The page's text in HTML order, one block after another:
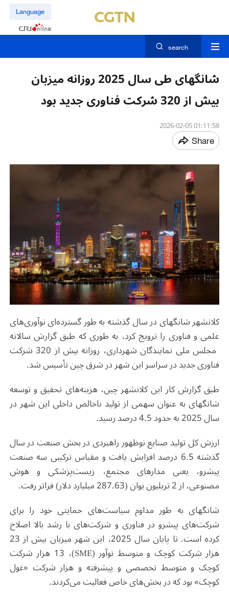
Language
search
شانگهای طی سال 2025 روزانه میزبان
بیش از 320 شرکت فناوری جدید بود
01:11:58 2026-02-05
Share
کلانشهر شانگهایدر سال گذشته به طور گسترده‌ای نوآوری‌های
علمی و فناوری را ترویج کرد، به طوری که طبق گزارش سالانه
مجلس ملی نمایندگان
شهرداری، روزانه بیش از 320 شرکت
فناوری جدید در سراسر این شهر در شرق چین تأسیس شد.
طبق گزارش کار این کلانشهر چین، هزینه‌های تحقیق و توسعه
شانگهای به عنوان سهمی از تولید ناخالص داخلی این شهر در
سال 2025 به حدود 4.5 درصد رسید
.
ارزش کل تولید صنایع نوظهور راهبردی در بخش صنعت در سال
گذشته 6.5 درصد افزایش یافت و مقیاس ترکیبی سه صنعت
پیشرو، یعنی مدارهای مجتمع، زیست‌پزشکی و هوش
مصنوعی، از 2 تریلیون یوان (287.63 میلیارد دلار) فراتر رفت
.
شانگهای به طور مداوم سیاست‌های حمایتی خود را برای
شرکت‌های پیشرو در فناوری و شرکت‌های با رشد بالا اصلاح
کرده است. تا پایان سال 2025، این شهر میزبان بیش از 23
هزار شرکت کوچک و متوسط نوآور (SME)، 13 هزار
شرکت
کوچک و متوسط تخصصی و پیشرفته و هزار شرکت «غول
کوچک» بود که در بخش‌های خاص فعالیت می‌کردند.